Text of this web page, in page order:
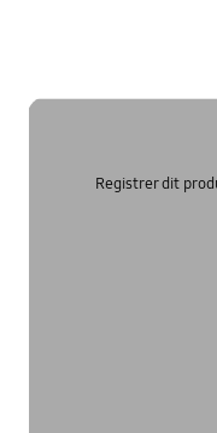
Registrer dit